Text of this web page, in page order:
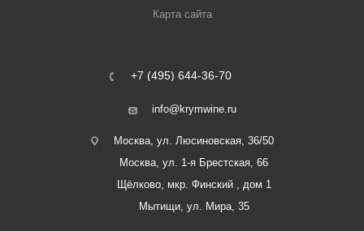
Карта сайта
+7 (495) 644-36-70
info@krymwine.ru
Москва, ул. Люсиновская, 36/50
Москва, ул. 1-я Брестская, 66
Щёлково, мкр. Финский , дом 1
Мытищи, ул. Мира, 35